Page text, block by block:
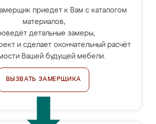
приедет к Вам с каталогом
материалов,
детальные замеры,
и сделает окончательный расчёт
Вашей будущей мебели.
ВЫЗВАТЬ ЗАМЕРЩИКА